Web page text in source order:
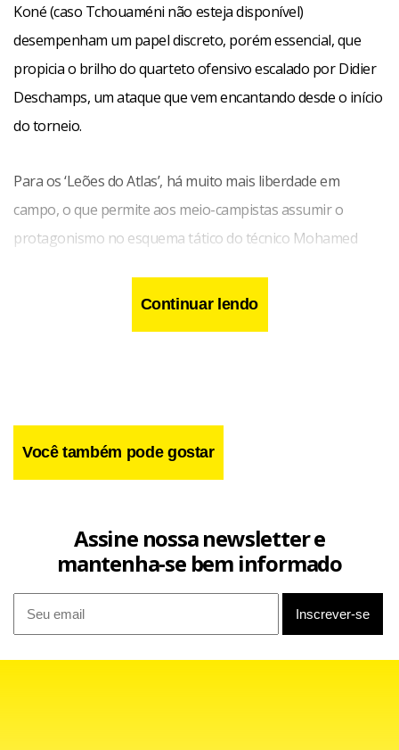
Koné (caso Tchouaméni não esteja disponível)
desempenham um papel discreto, porém essencial, que
propicia o brilho do quarteto ofensivo escalado por Didier
Deschamps, um ataque que vem encantando desde o início
do torneio.
Para os ‘Leões do Atlas’, há muito mais liberdade em
campo, o que permite aos meio-campistas assumir o
protagonismo no esquema tático do técnico Mohamed
Continuar lendo
Você também pode gostar
Assine nossa newsletter e
mantenha-se bem informado